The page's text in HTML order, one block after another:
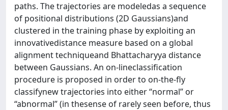
paths. The trajectories are modeledas a sequence
of positional distributions (2D Gaussians)and
clustered in the training phase by exploiting an
innovativedistance measure based on a global
alignment techniqueand Bhattacharyya distance
between Gaussians. An on-lineclassification
procedure is proposed in order to on-the-fly
classifynew trajectories into either “normal” or
“abnormal” (in thesense of rarely seen before, thus